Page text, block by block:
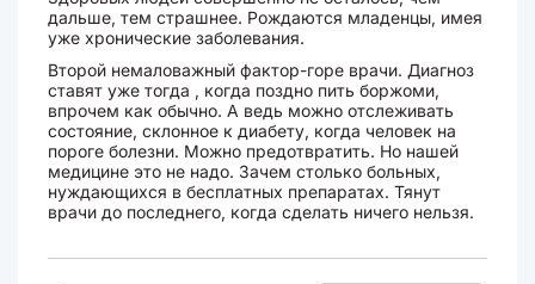
дальше, тем страшнее. Рождаются младенцы, имея
уже хронические заболевания.
Второй немаловажный фактор-горе врачи. Диагноз
ставят уже тогда , когда поздно пить боржоми,
впрочем как обычно. А ведь можно отслеживать
состояние, склонное к диабету, когда человек на
пороге болезни. Можно предотвратить. Но нашей
медицине это не надо. Зачем столько больных,
нуждающихся в бесплатных препаратах. Тянут
врачи до последнего, когда сделать ничего нельзя.